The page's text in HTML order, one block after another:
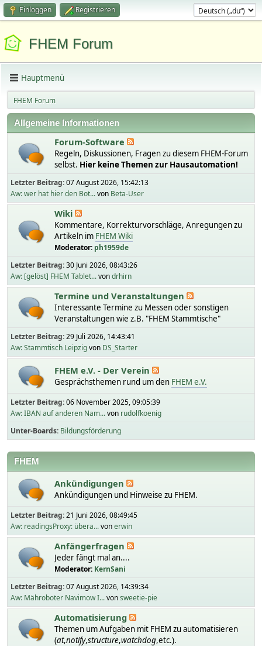
Einloggen Registrieren
FHEM Forum
Hauptmenü
FHEM Forum
Allgemeine Informationen
Forum-Software
Regeln, Diskussionen, Fragen zu diesem FHEM-Forum
selbst. Hier keine Themen zur Hausautomation!
Letzter Beitrag:07 August 2026, 15:42:13
Aw: wer hat hier den Bot...von Beta-User
Wiki
Kommentare, Korrekturvorschläge, Anregungen zu
Artikeln im FHEM Wiki
Moderator: ph1959de
Letzter Beitrag:30 Juni 2026, 08:43:26
Aw: [gelöst] FHEM Tablet...vondrhirn
Termine und Veranstaltungen
Interessante Termine zu Messen oder sonstigen
Veranstaltungen wie z.B. "FHEM Stammtische"
Letzter Beitrag:29 Juli 2026, 14:43:41
Aw: Stammtisch Leipzigvon DS_Starter
FHEM e.V. - Der Verein
Gesprächsthemen rund um den FHEM e.V.
Letzter Beitrag:06 November 2025, 09:05:39
Aw: IBAN auf anderen Nam...von rudolfkoenig
Unter-Boards Bildungsförderung
FHEM
Ankündigungen
Ankündigungen und Hinweise zu FHEM.
Letzter Beitrag:21 Juni 2026, 08:49:45
Aw: readingsProxy: übera...vonerwin
Anfängerfragen
Jeder fängt mal an....
Moderator: KernSani
Letzter Beitrag:07 August 2026, 14:39:34
Aw: Mähroboter Navimow I...vonsweetie-pie
Automatisierung
Themen um Aufgaben mit FHEM zu automatisieren
(at,notify,structure,watchdog,etc.).